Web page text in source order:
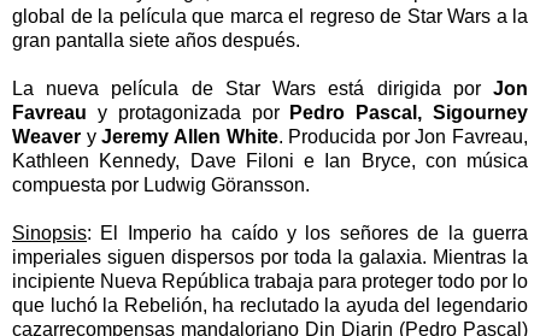
global de la película que marca el regreso de Star Wars a la
gran pantalla siete años después.
La nueva película de Star Wars está dirigida por Jon
Favreau y protagonizada por
Pedro Pascal, Sigourney
Weaver yJeremy Allen White. Producida por Jon Favreau,
Kathleen Kennedy, Dave Filoni e Ian Bryce, con música
compuesta por Ludwig Göransson.
Sinopsis: El Imperio ha caído y los señores de la guerra
imperiales siguen dispersos por toda la galaxia. Mientras la
incipiente Nueva República trabaja para proteger todo por lo
que luchó la Rebelión, ha reclutado la ayuda del legendario
cazarrecompensas mandaloriano Din Djarin (Pedro Pascal)